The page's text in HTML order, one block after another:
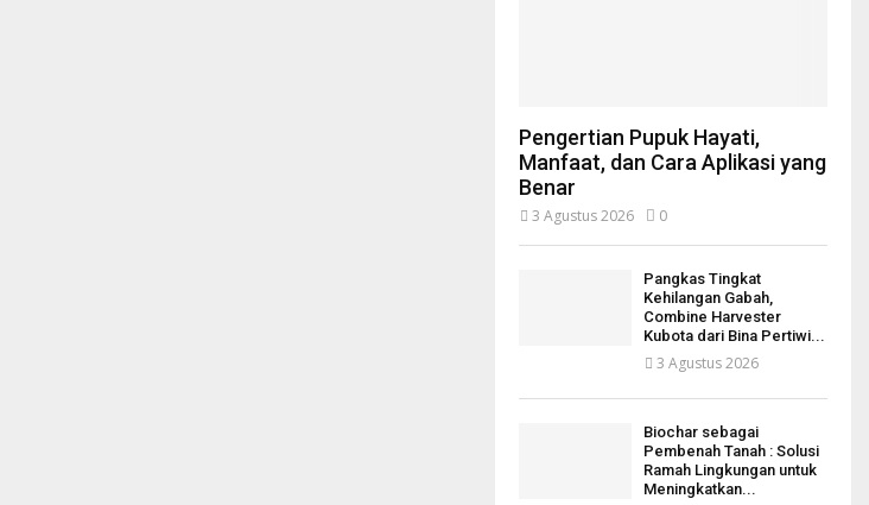
Pengertian Pupuk Hayati,
Manfaat, dan Cara Aplikasi yang
Benar
3 Agustus 2026 0
Pangkas Tingkat
Kehilangan Gabah,
Combine Harvester
Kubota dari Bina Pertiwi...
3 Agustus 2026
Biochar sebagai
Pembenah Tanah : Solusi
Ramah Lingkungan untuk
Meningkatkan...